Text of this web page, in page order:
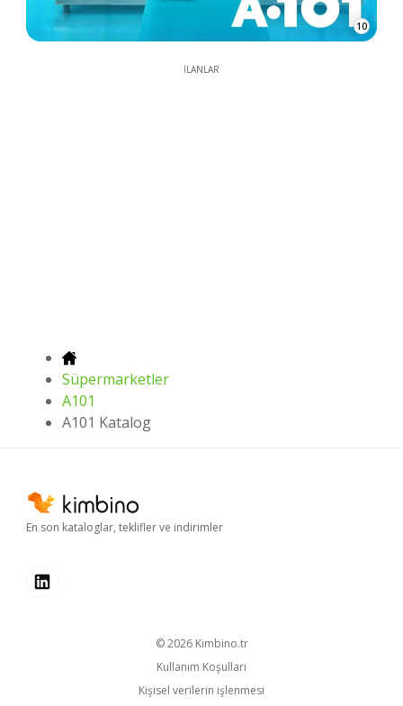
10
İLANLAR
Süpermarketler
A101
A101 Katalog
En son kataloglar, teklifler ve indirimler
© 2026 kimbino.tr
Kullanım Koşulları
Kişisel verilerin işlenmesi